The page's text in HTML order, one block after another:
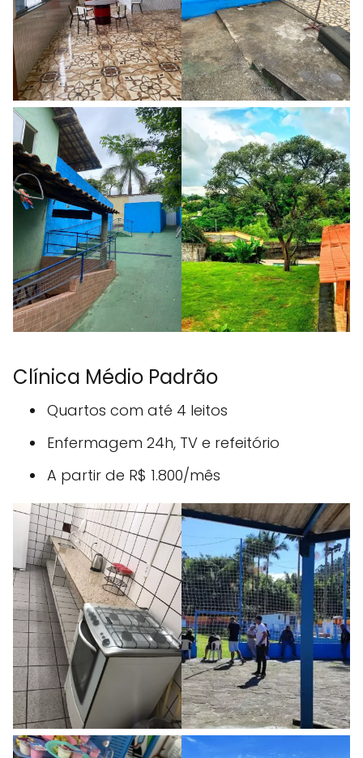
Clínica Médio Padrão
Quartos com até 4 leitos
Enfermagem 24h, TV e refeitório
A partir de R$ 1.800/mês